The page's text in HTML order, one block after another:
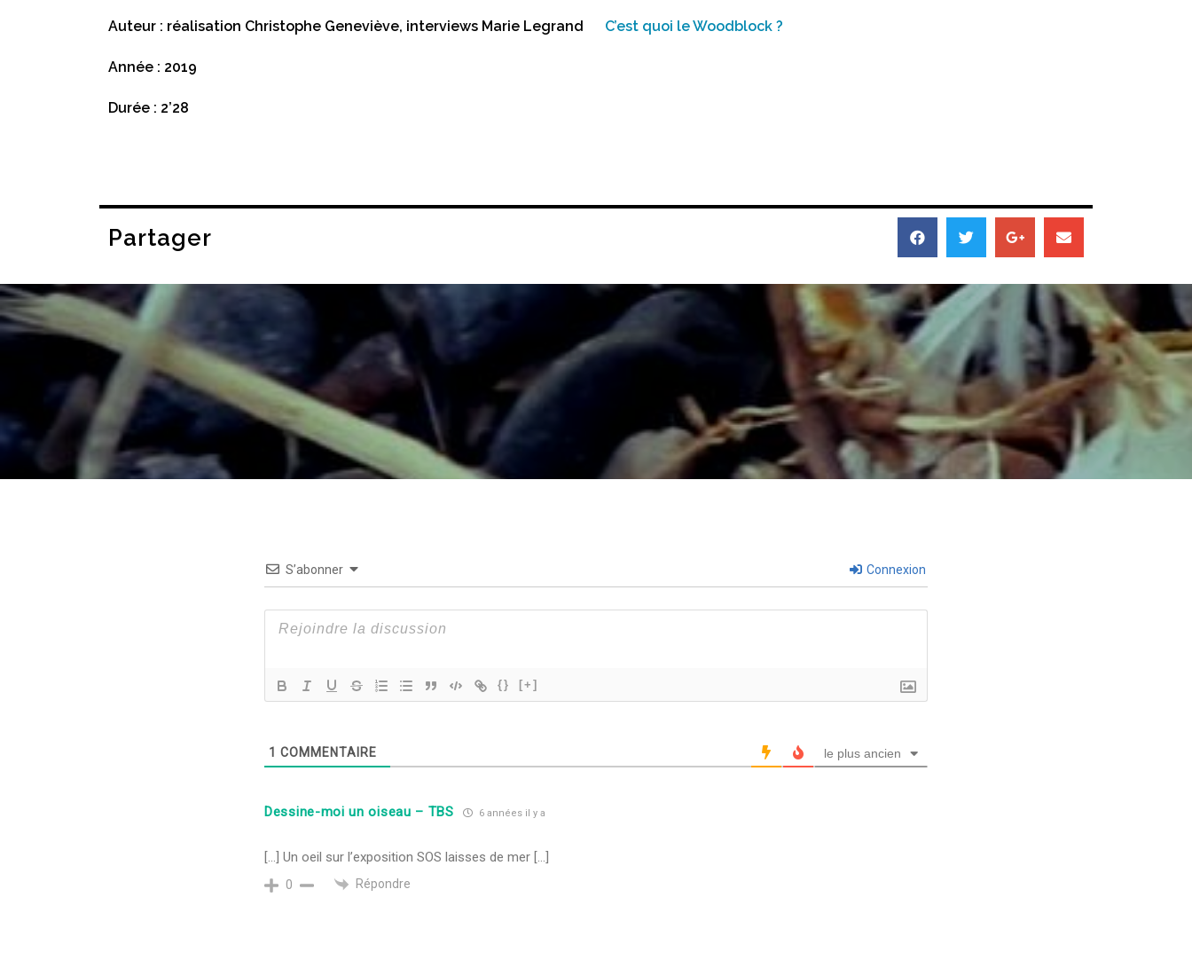
Auteur : réalisation Christophe Geneviève, interviews Marie Legrand
Année : 2019
Durée : 2’28
C’est quoi le Woodblock ?
Partager
S’abonner Connexion
{} [+]
1 COMMENTAIRE le plus ancien
Dessine-moi un oiseau – TBS 6 années il y a
[…] Un oeil sur l’exposition SOS laisses de mer […]
0 Répondre